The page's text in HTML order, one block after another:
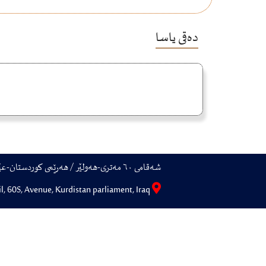
دەقی یاسا
شەقامی ٦٠ مەتری-هەولێر / هەرێمی کوردستان-عێراق